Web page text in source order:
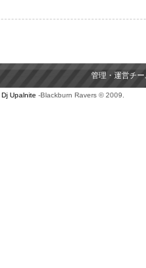
管理・運営チー
Dj Upalnite -Blackburn Ravers © 2009.